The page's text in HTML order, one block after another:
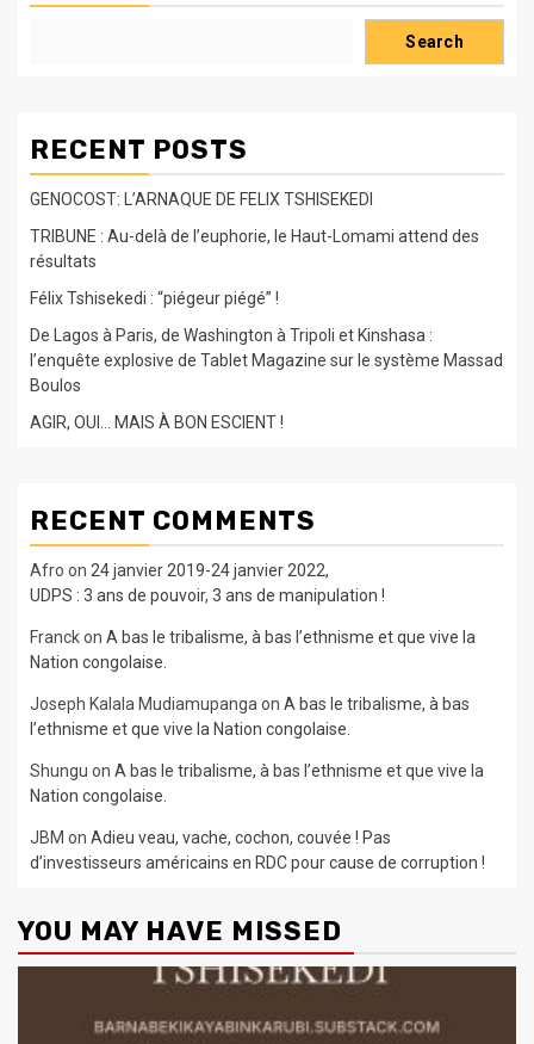
Search
RECENT POSTS
GENOCOST: L’ARNAQUE DE FELIX TSHISEKEDI
TRIBUNE : Au-delà de l’euphorie, le Haut-Lomami attend des
résultats
Félix Tshisekedi : “piégeur piégé” !
De Lagos à Paris, de Washington à Tripoli et Kinshasa :
l’enquête explosive de Tablet Magazine sur le système Massad
Boulos
AGIR, OUI… MAIS À BON ESCIENT !
RECENT COMMENTS
Afro on 24 janvier 2019-24 janvier 2022,
UDPS : 3 ans de pouvoir, 3 ans de manipulation !
Franckon A bas le tribalisme, à bas l’ethnisme et que vive la
Nation congolaise.
Joseph Kalala Mudiamupangaon A bas le tribalisme, à bas
l’ethnisme et que vive la Nation congolaise.
Shungu on A bas le tribalisme, à bas l’ethnisme et que vive la
Nation congolaise.
JBM on Adieu veau, vache, cochon, couvée ! Pas
d’investisseurs américains en RDC pour cause de corruption !
YOU MAY HAVE MISSED